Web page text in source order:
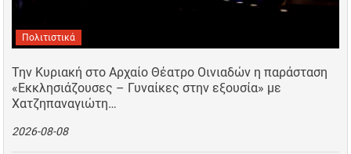
Πολιτιστικά
Την Κυριακή στο Αρχαίο Θέατρο Οινιαδών η παράσταση
«Εκκλησιάζουσες – Γυναίκες στην εξουσία» με
Χατζηπαναγιώτη…
2026-08-08